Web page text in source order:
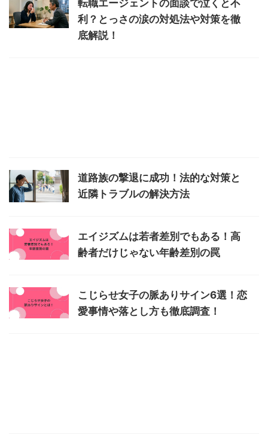
転職エージェントの面談で泣くと不
利？とっさの涙の対処法や対策を徹
底解説！
道路族の撃退に成功！法的な対策と
近隣トラブルの解決方法
エイジズムは若者差別でもある！高
齢者だけじゃない年齢差別の罠
こじらせ女子の脈ありサイン6選！恋
愛事情や落とし方も徹底調査！